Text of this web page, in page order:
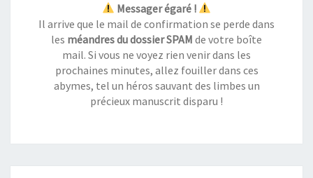
Messager égaré !
Il arrive que le mail de confirmation se perde dans
les méandres du dossier SPAM de votre boîte
mail. Si vous ne voyez rien venir dans les
prochaines minutes, allez fouiller dans ces
abymes, tel un héros sauvant des limbes un
précieux manuscrit disparu !